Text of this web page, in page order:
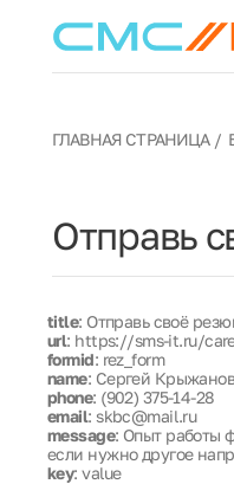
ГЛАВНАЯ СТРАНИЦА
Отправь
title: Отправь своё
url: https://sms-it.ru/
formid: rez_form
name: Сергей
phone: (902) 375-14-28
email: skbc@mail.ru
message: Опыт работы
если нужно другое
key: value